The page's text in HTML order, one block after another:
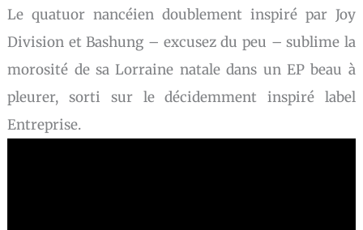
Le quatuor nancéien doublement inspiré par Joy
Division et Bashung – excusez du peu – sublime la
morosité de sa Lorraine natale dans un EP beau à
pleurer, sorti sur le décidemment inspiré label
Entreprise.